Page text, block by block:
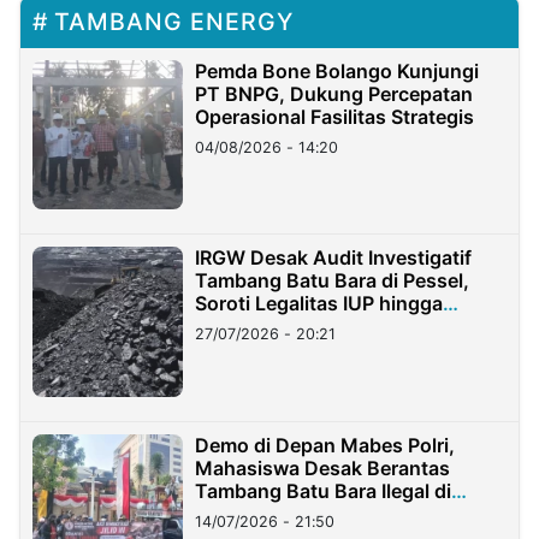
TAMBANG ENERGY
Pemda Bone Bolango Kunjungi
PT BNPG, Dukung Percepatan
Operasional Fasilitas Strategis
04/08/2026 - 14:20
IRGW Desak Audit Investigatif
Tambang Batu Bara di Pessel,
Soroti Legalitas IUP hingga
Stockpile
27/07/2026 - 20:21
Demo di Depan Mabes Polri,
Mahasiswa Desak Berantas
Tambang Batu Bara Ilegal di
Lampung
14/07/2026 - 21:50